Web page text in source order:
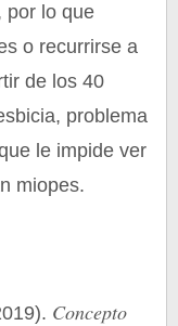
por lo que
o recurrirse a
de los 40
problema
le impide ver
miopes.
Concepto